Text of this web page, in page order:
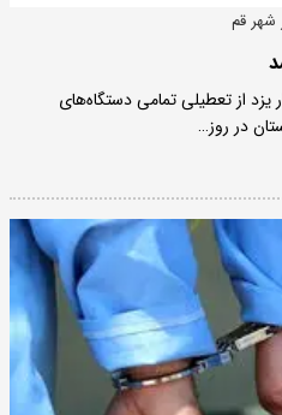
قم
یزد از تعطیلی تمامی دستگاه‌های
در روز…